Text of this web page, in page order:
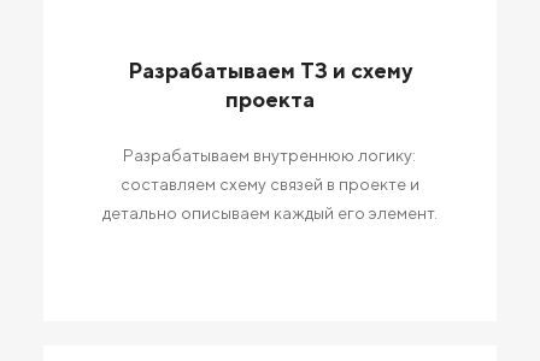
Разрабатываем ТЗ и схему
проекта
Разрабатываем внутреннюю логику:
составляем схему связей в проекте и
детально описываем каждый его элемент.